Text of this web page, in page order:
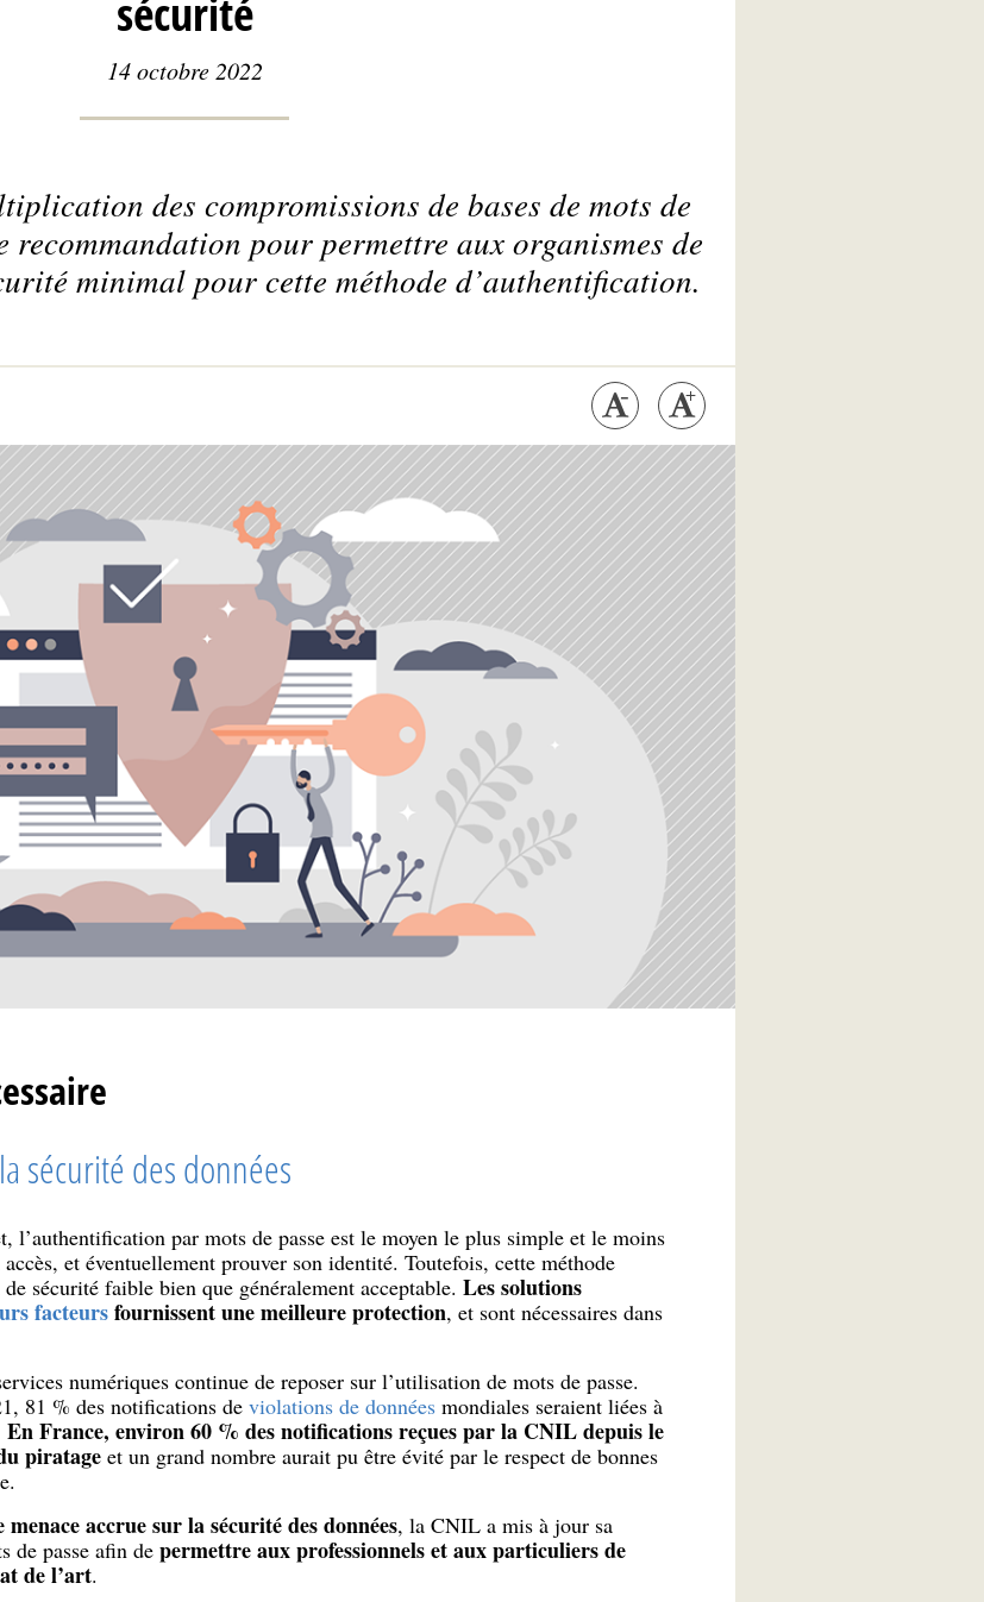
sécurité
14 octobre 2022
des compromissions de bases de mots de
recommandation pour permettre aux organismes de
minimal pour cette méthode d’authentification.
sécurité des données
l’authentification par mots de passe est le moyen le plus simple et le moins
et éventuellement prouver son identité. Toutefois, cette méthode
sécurité faible bien que généralement acceptable. Les solutions
facteurs fournissent une meilleure protection, et sont nécessaires dans
numériques continue de reposer sur l’utilisation de mots de passe.
81 % des notifications de violations de donnéesmondiales seraient liées à
En France, environ 60 % des notifications reçues par la CNIL depuis le
piratageet un grand nombre aurait pu être évité par le respect de bonnes
accrue sur la sécurité des données, la CNIL a mis à jour sa
de passe afin de permettre aux professionnels et aux particuliers de
de l’art.